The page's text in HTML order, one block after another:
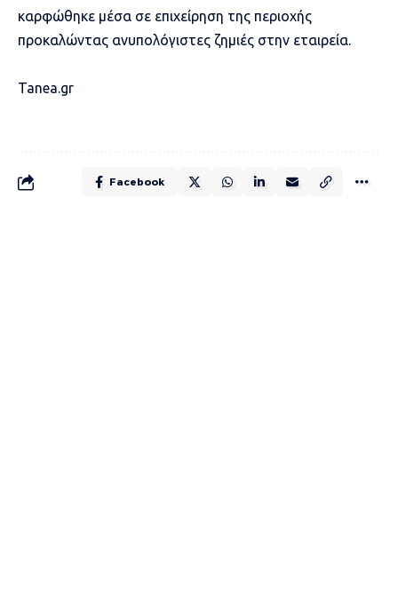
καρφώθηκε μέσα σε επιχείρηση της περιοχής
προκαλώντας ανυπολόγιστες ζημιές στην εταιρεία.
Tanea.gr
Facebook